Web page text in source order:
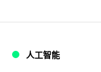
人工智能